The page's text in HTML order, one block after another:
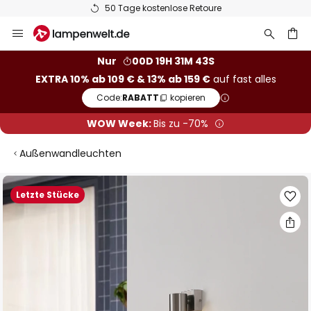
50 Tage kostenlose Retoure
Inhalt
Nur
00D 19H 31M 42S
EXTRA 10% ab 109 € & 13% ab 159 €auf fast alles
Code:RABATT kopieren
WOW Week:Bis zu -70%
Außenwandleuchten
Letzte Stücke
Zum
Ende
der